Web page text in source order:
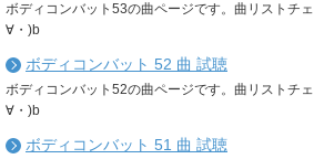
ボディコンバット53の曲ページです。曲リストチ
∀・)b
ボディコンバット 52 曲 試聴
ボディコンバット52の曲ページです。曲リストチ
∀・)b
ボディコンバット 51 曲 試聴